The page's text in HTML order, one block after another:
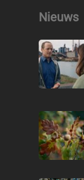
Nieuws